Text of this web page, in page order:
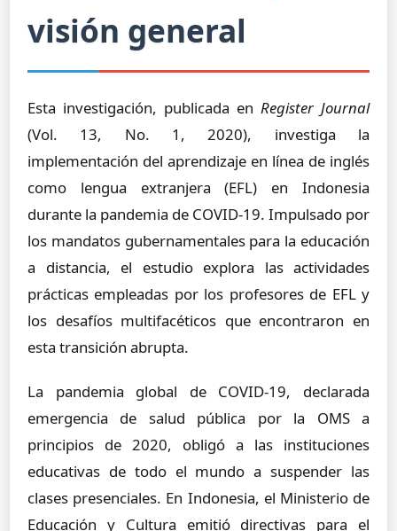
visión general
Esta investigación, publicada en Register Journal
(Vol. 13, No. 1, 2020), investiga la
implementación del aprendizaje en línea de inglés
como lengua extranjera (EFL) en Indonesia
durante la pandemia de COVID-19. Impulsado por
los mandatos gubernamentales para la educación
a distancia, el estudio explora las actividades
prácticas empleadas por los profesores de EFL y
los desafíos multifacéticos que encontraron en
esta transición abrupta.
La pandemia global de COVID-19, declarada
emergencia de salud pública por la OMS a
principios de 2020, obligó a las instituciones
educativas de todo el mundo a suspender las
clases presenciales. En Indonesia, el Ministerio de
Educación y Cultura emitió directivas para el